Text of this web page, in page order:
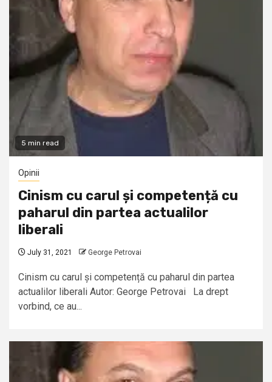
5 min read
Opinii
Cinism cu carul și competență cu
paharul din partea actualilor
liberali
July 31, 2021 George Petrovai
Cinism cu carul și competență cu paharul din partea
actualilor liberali Autor: George Petrovai La drept
vorbind, ce au...